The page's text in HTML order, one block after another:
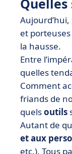
et
la hausse.
Entre
quelles
Comment
friands de
quelsoutils
Autant de
et aux
etc.). Tous